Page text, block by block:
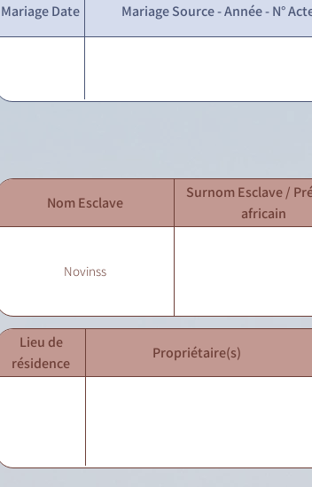
Mariage Date Mariage Source - Année - N°
Nom Esclave
Surnom Esclave /
africain
Novinss
Lieu de
résidence
Propriétaire(s)